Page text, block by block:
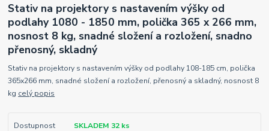
Stativ na projektory s nastavením výšky od
podlahy 1080 - 1850 mm, polička 365 x 266 mm,
nosnost 8 kg, snadné složení a rozložení, snadno
přenosný, skladný
Stativ na projektory s nastavením výšky od podlahy 108-185 cm, polička
365x266 mm, snadné složení a rozložení, přenosný a skladný, nosnost 8
kg celý popis
Dostupnost
SKLADEM 32 ks